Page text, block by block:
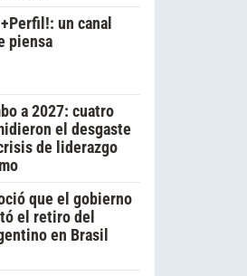
un canal
piensa
a 2027: cuatro
el desgaste
de liderazgo
que el gobierno
el retiro del
en Brasil